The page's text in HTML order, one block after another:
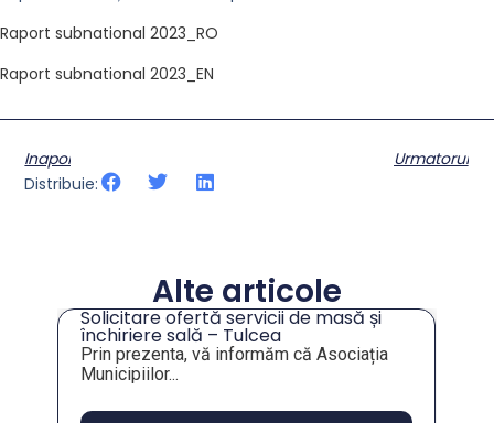
Raport subnational 2023_RO
Raport subnational 2023_EN
Inapoi
Urmatorul
Distribuie:
Alte articole
Solicitare ofertă servicii de masă și
închiriere sală – Tulcea
Prin prezenta, vă informăm că Asociația
Municipiilor...